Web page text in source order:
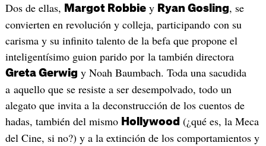
Dos de ellas, Margot Robbiey Ryan Gosling, se
convierten en revolución y colleja, participando con su
carisma y su infinito talento de la befa que propone el
inteligentísimo guion parido por la también directora
Greta Gerwig y Noah Baumbach. Toda una sacudida
a aquello que se resiste a ser desempolvado, todo un
alegato que invita a la deconstrucción de los cuentos de
hadas, también del mismo Hollywood (¿qué es, la Meca
del Cine, si no?) y a la extinción de los comportamientos y